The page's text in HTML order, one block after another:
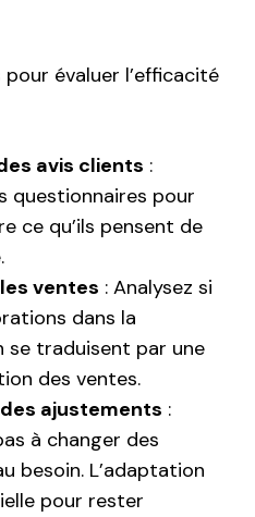
évaluer l’efficacité
avis clients :
questionnaires pour
ce qu’ils pensent de
ventes : Analysez si
dans la
se traduisent par une
des ventes.
ajustements :
à changer des
besoin. L’adaptation
pour rester